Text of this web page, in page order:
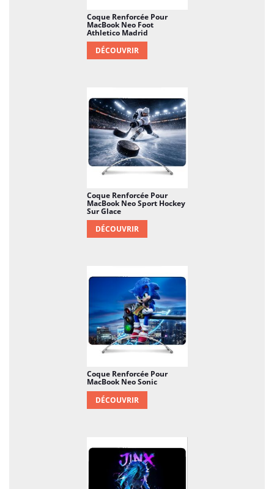
Coque Renforcée Pour
MacBook Neo Foot
Athletico Madrid
DÉCOUVRIR
Coque Renforcée Pour
MacBook Neo Sport Hockey
Sur Glace
DÉCOUVRIR
Coque Renforcée Pour
MacBook Neo Sonic
DÉCOUVRIR